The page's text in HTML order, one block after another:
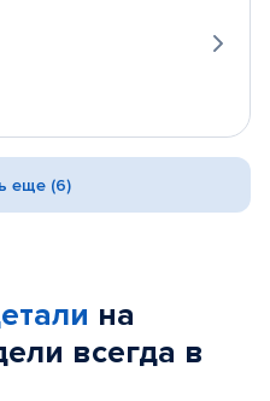
еще (6)
на
всегда в